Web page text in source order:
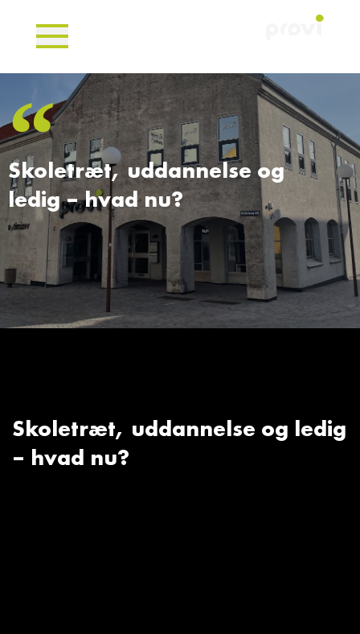
Skoletræt, uddannelse og
ledig – hvad nu?
Skoletræt, uddannelse og ledig
– hvad nu?